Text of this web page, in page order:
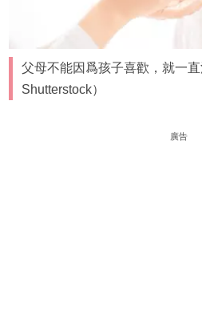
父母不能因爲孩子喜歡，就一
Shutterstock）
廣告